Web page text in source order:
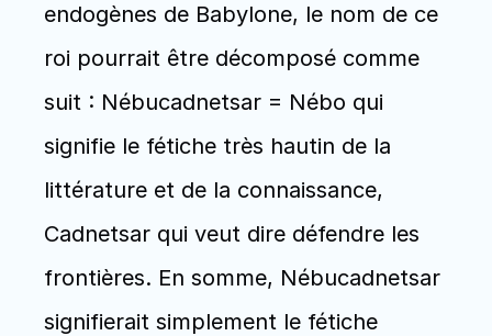
endogènes de Babylone, le nom de ce
roi pourrait être décomposé comme
suit : Nébucadnetsar = Nébo qui
signifie le fétiche très hautin de la
littérature et de la connaissance,
Cadnetsar qui veut dire défendre les
frontières. En somme, Nébucadnetsar
signifierait simplement le fétiche